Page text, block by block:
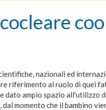
nazionali ed
riferimento al ruolo di quei
ampio spazio all'utilizzo
momento che il bambino